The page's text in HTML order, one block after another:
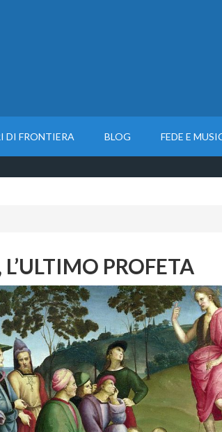
DI FRONTIERA BLOG FEDE E
PROFETA